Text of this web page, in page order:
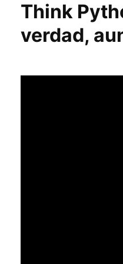
Think
verdad,